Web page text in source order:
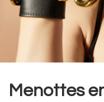
SkipMenottes